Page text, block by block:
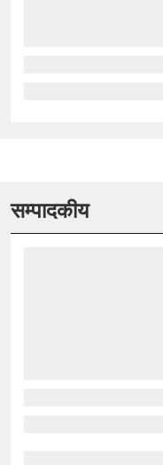
सम्पादकीय